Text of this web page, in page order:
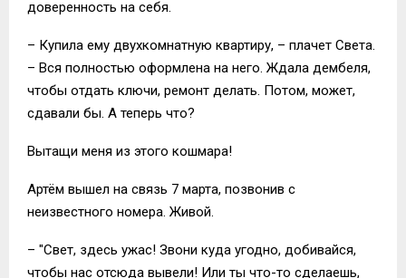
доверенность на себя.
– Купила ему двухкомнатную квартиру, – плачет Света.
– Вся полностью оформлена на него. Ждала дембеля,
чтобы отдать ключи, ремонт делать. Потом, может,
сдавали бы. А теперь что?
Вытащи меня из этого кошмара!
Артём вышел на связь 7 марта, позвонив с
неизвестного номера. Живой.
– "Свет, здесь ужас! Звони куда угодно, добивайся,
чтобы нас отсюда вывели! Или ты что-то сделаешь,